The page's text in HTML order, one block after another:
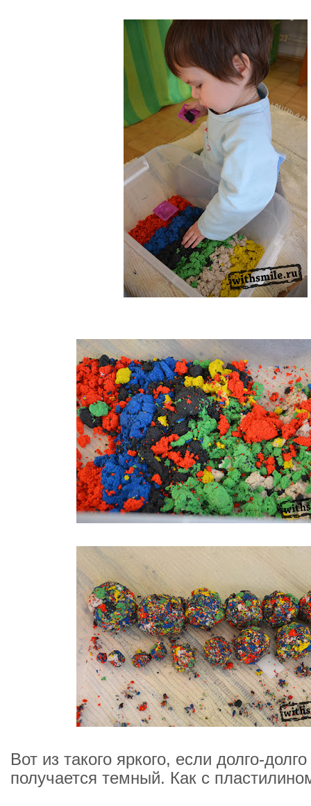
Вот из такого яркого, если долго-
получается темный. Как с